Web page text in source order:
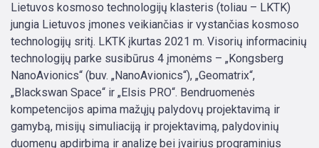
Lietuvos kosmoso technologijų klasteris (toliau – LKTK)
jungia Lietuvos įmones veikiančias ir vystančias kosmoso
technologijų sritį. LKTK įkurtas 2021 m. Visorių informacinių
technologijų parke susibūrus 4 įmonėms – „Kongsberg
NanoAvionics“ (buv. „NanoAvionics“), „Geomatrix“,
„Blackswan Space“ ir „Elsis PRO“. Bendruomenės
kompetencijos apima mažųjų palydovų projektavimą ir
gamybą, misijų simuliaciją ir projektavimą, palydovinių
duomenų apdirbimą ir analizę bei įvairius programinius